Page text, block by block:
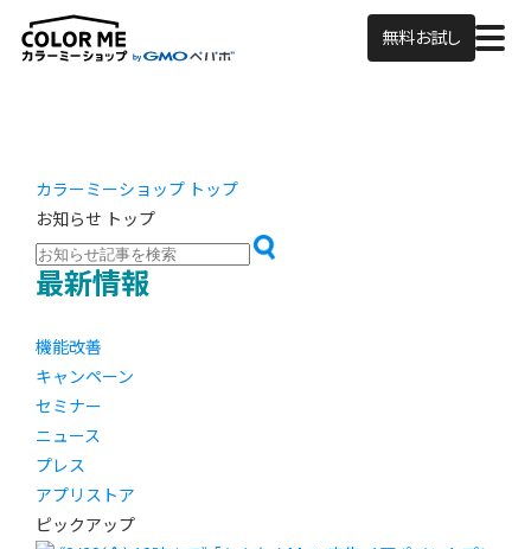
無料お試し
カラーミーショップ トップ
お知らせ トップ
最新情報
機能改善
キャンペーン
セミナー
ニュース
プレス
アプリストア
ピックアップ